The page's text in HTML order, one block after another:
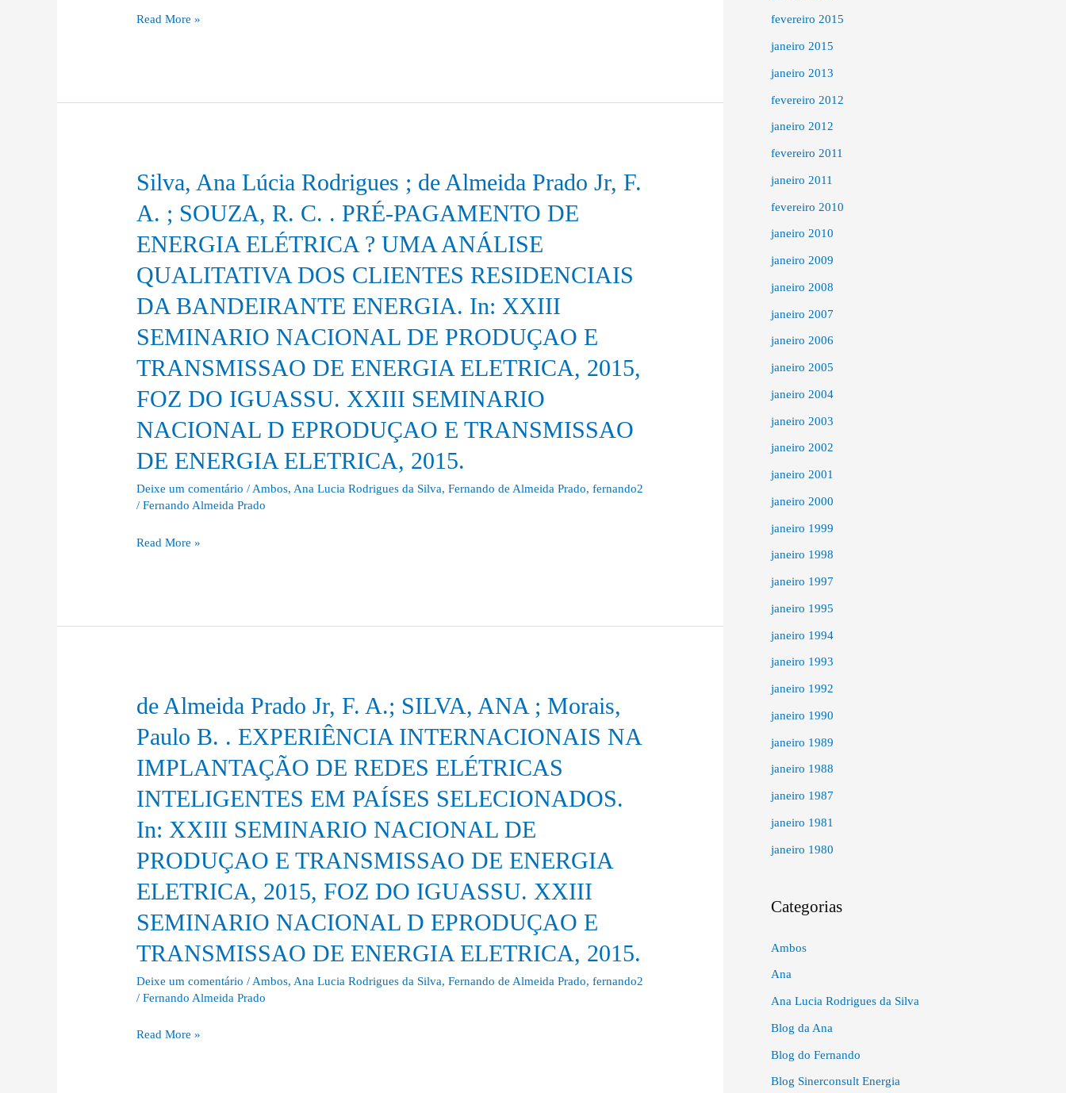
E
TRANSMISSAO
DE
ENERGIA
ELETRICA,
2015.
DO
COM
DE
RENOVÁVEIS
INTERMITENTES:
IMPACTOS
OPERACIONAIS,
REGULATÓRIOS
CUSTOS.
XXIII
SEMINARIO
DE
PRODUÇAO
TRANSMISSAO
ENERGIA
NACIONAL
EPRODUÇAO
E
DE
ENERGIA
2015.
Read More »
Silva, Ana Lúcia Rodrigues ; de Almeida Prado Jr, F.
A. ; SOUZA, R. C. . PRÉ-PAGAMENTO DE
ENERGIA ELÉTRICA ? UMA ANÁLISE
QUALITATIVA DOS CLIENTES RESIDENCIAIS
DA BANDEIRANTE ENERGIA. In: XXIII
SEMINARIO NACIONAL DE PRODUÇAO E
TRANSMISSAO DE ENERGIA ELETRICA, 2015,
FOZ DO IGUASSU. XXIII SEMINARIO
NACIONAL D EPRODUÇAO E TRANSMISSAO
DE ENERGIA ELETRICA, 2015.
Deixe um comentário / Ambos, Ana Lucia Rodrigues da Silva,Fernando de Almeida Prado,fernando2
/Fernando Almeida Prado
Silva,
Lúcia
Rodrigues
de
Almeida
Jr,
F.
SOUZA,
C.
.
PRÉ-
DE
UMA
CLIENTES
RESIDENCIAIS
BANDEIRANTE
ENERGIA.
XXIII
SEMINARIO
DE
PRODUÇAO
TRANSMISSAO
DE
ENERGIA
2015,
Read More »
de Almeida Prado Jr, F. A.; SILVA, ANA ; Morais,
Paulo B. . EXPERIÊNCIA INTERNACIONAIS NA
IMPLANTAÇÃO DE REDES ELÉTRICAS
INTELIGENTES EM PAÍSES SELECIONADOS.
In: XXIII SEMINARIO NACIONAL DE
PRODUÇAO E TRANSMISSAO DE ENERGIA
ELETRICA, 2015, FOZ DO IGUASSU. XXIII
SEMINARIO NACIONAL D EPRODUÇAO E
TRANSMISSAO DE ENERGIA ELETRICA, 2015.
Deixe um comentário / Ambos, Ana Lucia Rodrigues da Silva,Fernando de Almeida Prado,fernando2
/Fernando Almeida Prado
de
Prado
Jr,
SILVA,
Morais,
B.
.
INTERNACIONAIS
IMPLANTAÇÃO
Read More »
fevereiro 2015
janeiro 2015
janeiro 2013
fevereiro 2012
janeiro 2012
fevereiro 2011
janeiro 2011
fevereiro 2010
janeiro 2010
janeiro 2009
janeiro 2008
janeiro 2007
janeiro 2006
janeiro 2005
janeiro 2004
janeiro 2003
janeiro 2002
janeiro 2001
janeiro 2000
janeiro 1999
janeiro 1998
janeiro 1997
janeiro 1995
janeiro 1994
janeiro 1993
janeiro 1992
janeiro 1990
janeiro 1989
janeiro 1988
janeiro 1987
janeiro 1981
janeiro 1980
Categorias
Ambos
Ana
Ana Lucia Rodrigues da Silva
Blog da Ana
Blog do Fernando
Blog Sinerconsult Energia